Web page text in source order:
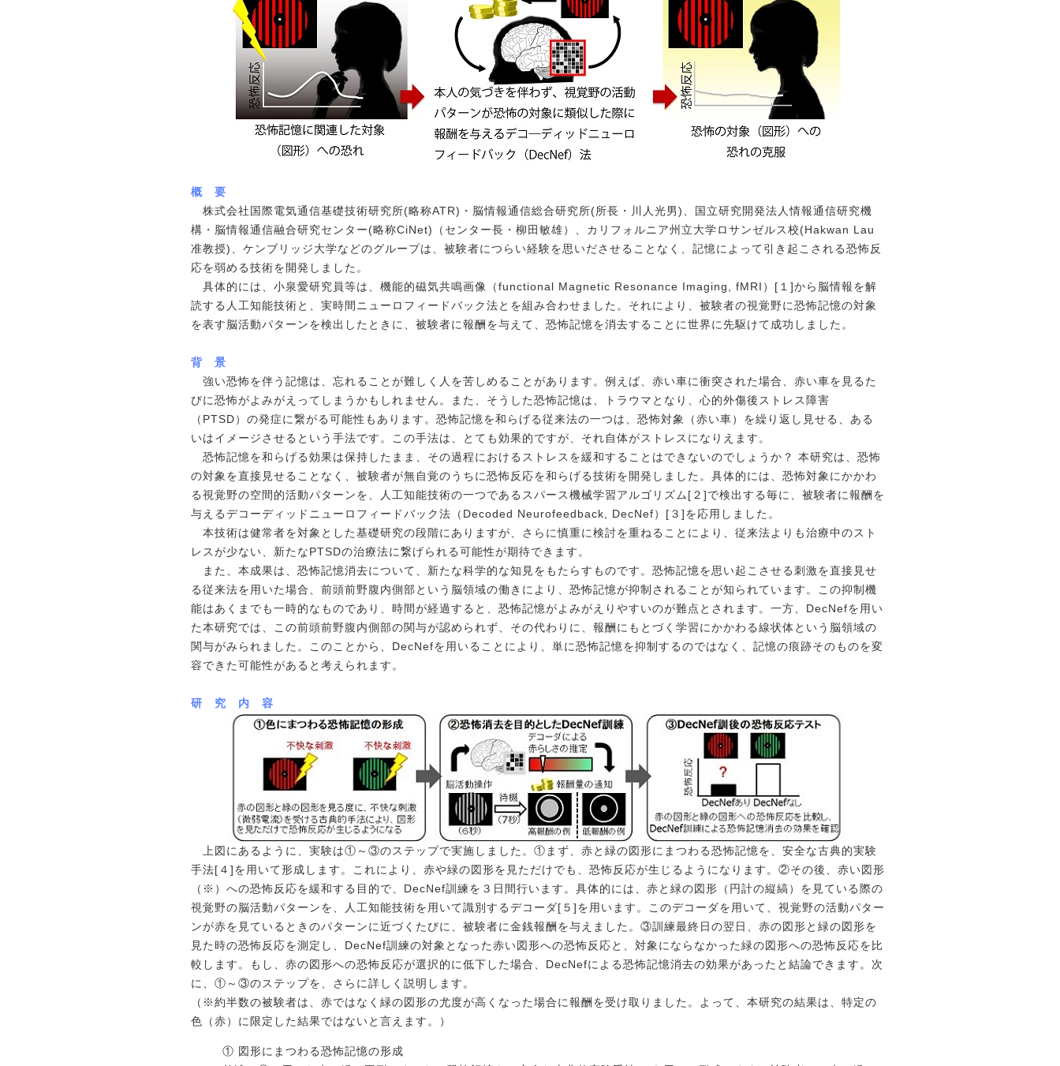
概 要
株式会社国際電気通信基礎技術研究所(略称ATR)・脳情報通信総合研究所(所長・川人光男)、国立研究開発法人情報通信研究機
構・脳情報通信融合研究センター(略称CiNet)（センター長・柳田敏雄）、カリフォルニア州立大学ロサンゼルス校(Hakwan Lau
准教授)、ケンブリッジ大学などのグループは、被験者につらい経験を思いださせることなく、記憶によって引き起こされる恐怖反
応を弱める技術を開発しました。
具体的には、小泉愛研究員等は、機能的磁気共鳴画像（functional Magnetic Resonance Imaging, fMRI）[１]から脳情報を解
読する人工知能技術と、実時間ニューロフィードバック法とを組み合わせました。それにより、被験者の視覚野に恐怖記憶の対象
を表す脳活動パターンを検出したときに、被験者に報酬を与えて、恐怖記憶を消去することに世界に先駆けて成功しました。
背 景
強い恐怖を伴う記憶は、忘れることが難しく人を苦しめることがあります。例えば、赤い車に衝突された場合、赤い車を見るた
びに恐怖がよみがえってしまうかもしれません。また、そうした恐怖記憶は、トラウマとなり、心的外傷後ストレス障害
（PTSD）の発症に繋がる可能性もあります。恐怖記憶を和らげる従来法の一つは、恐怖対象（赤い車）を繰り返し見せる、ある
いはイメージさせるという手法です。この手法は、とても効果的ですが、それ自体がストレスになりえます。
恐怖記憶を和らげる効果は保持したまま、その過程におけるストレスを緩和することはできないのでしょうか？ 本研究は、恐怖
の対象を直接見せることなく、被験者が無自覚のうちに恐怖反応を和らげる技術を開発しました。具体的には、恐怖対象にかかわ
る視覚野の空間的活動パターンを、人工知能技術の一つであるスパース機械学習アルゴリズム[２]で検出する毎に、被験者に報酬を
与えるデコーディッドニューロフィードバック法（Decoded Neurofeedback, DecNef）[３]を応用しました。
本技術は健常者を対象とした基礎研究の段階にありますが、さらに慎重に検討を重ねることにより、従来法よりも治療中のスト
レスが少ない、新たなPTSDの治療法に繋げられる可能性が期待できます。
また、本成果は、恐怖記憶消去について、新たな科学的な知見をもたらすものです。恐怖記憶を思い起こさせる刺激を直接見せ
る従来法を用いた場合、前頭前野腹内側部という脳領域の働きにより、恐怖記憶が抑制されることが知られています。この抑制機
能はあくまでも一時的なものであり、時間が経過すると、恐怖記憶がよみがえりやすいのが難点とされます。一方、DecNefを用い
た本研究では、この前頭前野腹内側部の関与が認められず、その代わりに、報酬にもとづく学習にかかわる線状体という脳領域の
関与がみられました。このことから、DecNefを用いることにより、単に恐怖記憶を抑制するのではなく、記憶の痕跡そのものを変
容できた可能性があると考えられます。
研 究 内 容
上図にあるように、実験は①～③のステップで実施しました。①まず、赤と緑の図形にまつわる恐怖記憶を、安全な古典的実験
手法[４]を用いて形成します。これにより、赤や緑の図形を見ただけでも、恐怖反応が生じるようになります。②その後、赤い図形
（※）への恐怖反応を緩和する目的で、DecNef訓練を３日間行います。具体的には、赤と緑の図形（円計の縦縞）を見ている際の
視覚野の脳活動パターンを、人工知能技術を用いて識別するデコーダ[５]を用います。このデコーダを用いて、視覚野の活動パター
ンが赤を見ているときのパターンに近づくたびに、被験者に金銭報酬を与えました。③訓練最終日の翌日、赤の図形と緑の図形を
見た時の恐怖反応を測定し、DecNef訓練の対象となった赤い図形への恐怖反応と、対象にならなかった緑の図形への恐怖反応を比
較します。もし、赤の図形への恐怖反応が選択的に低下した場合、DecNefによる恐怖記憶消去の効果があったと結論できます。次
に、①～③のステップを、さらに詳しく説明します。
（※約半数の被験者は、赤ではなく緑の図形の尤度が高くなった場合に報酬を受け取りました。よって、本研究の結果は、特定の
色（赤）に限定した結果ではないと言えます。）
① 図形にまつわる恐怖記憶の形成